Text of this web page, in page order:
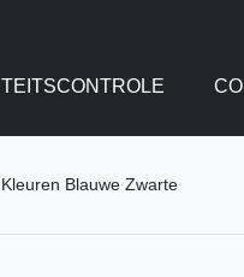
Blauwe Zwarte